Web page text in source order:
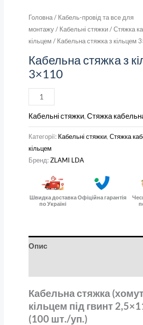
Головна/ Кабель-провід та все для
монтажу/ Кабельні стяжки/Стяжка
кільцем / Кабельна стяжка з кільцем
Кабельна стяжка з
3×110
Кабельні стяжки,Стяжка
Категорії: Кабельні стяжки, Стяжка
кільцем
Бренд:ZLAMI LDA
Швидка доставка
по Україні
Офіційна гарантія
Опис
Кабельна стяжка
кільцем під гвинт
(100 шт./уп.)